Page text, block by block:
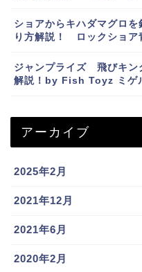
ショアからキハダマグロ
り方解説！ ロックショア
ジャンプライズ 飛びキン
解説！by Fish Toyz ミゲ
アーカイブ
2025年2月
2021年12月
2021年6月
2020年2月